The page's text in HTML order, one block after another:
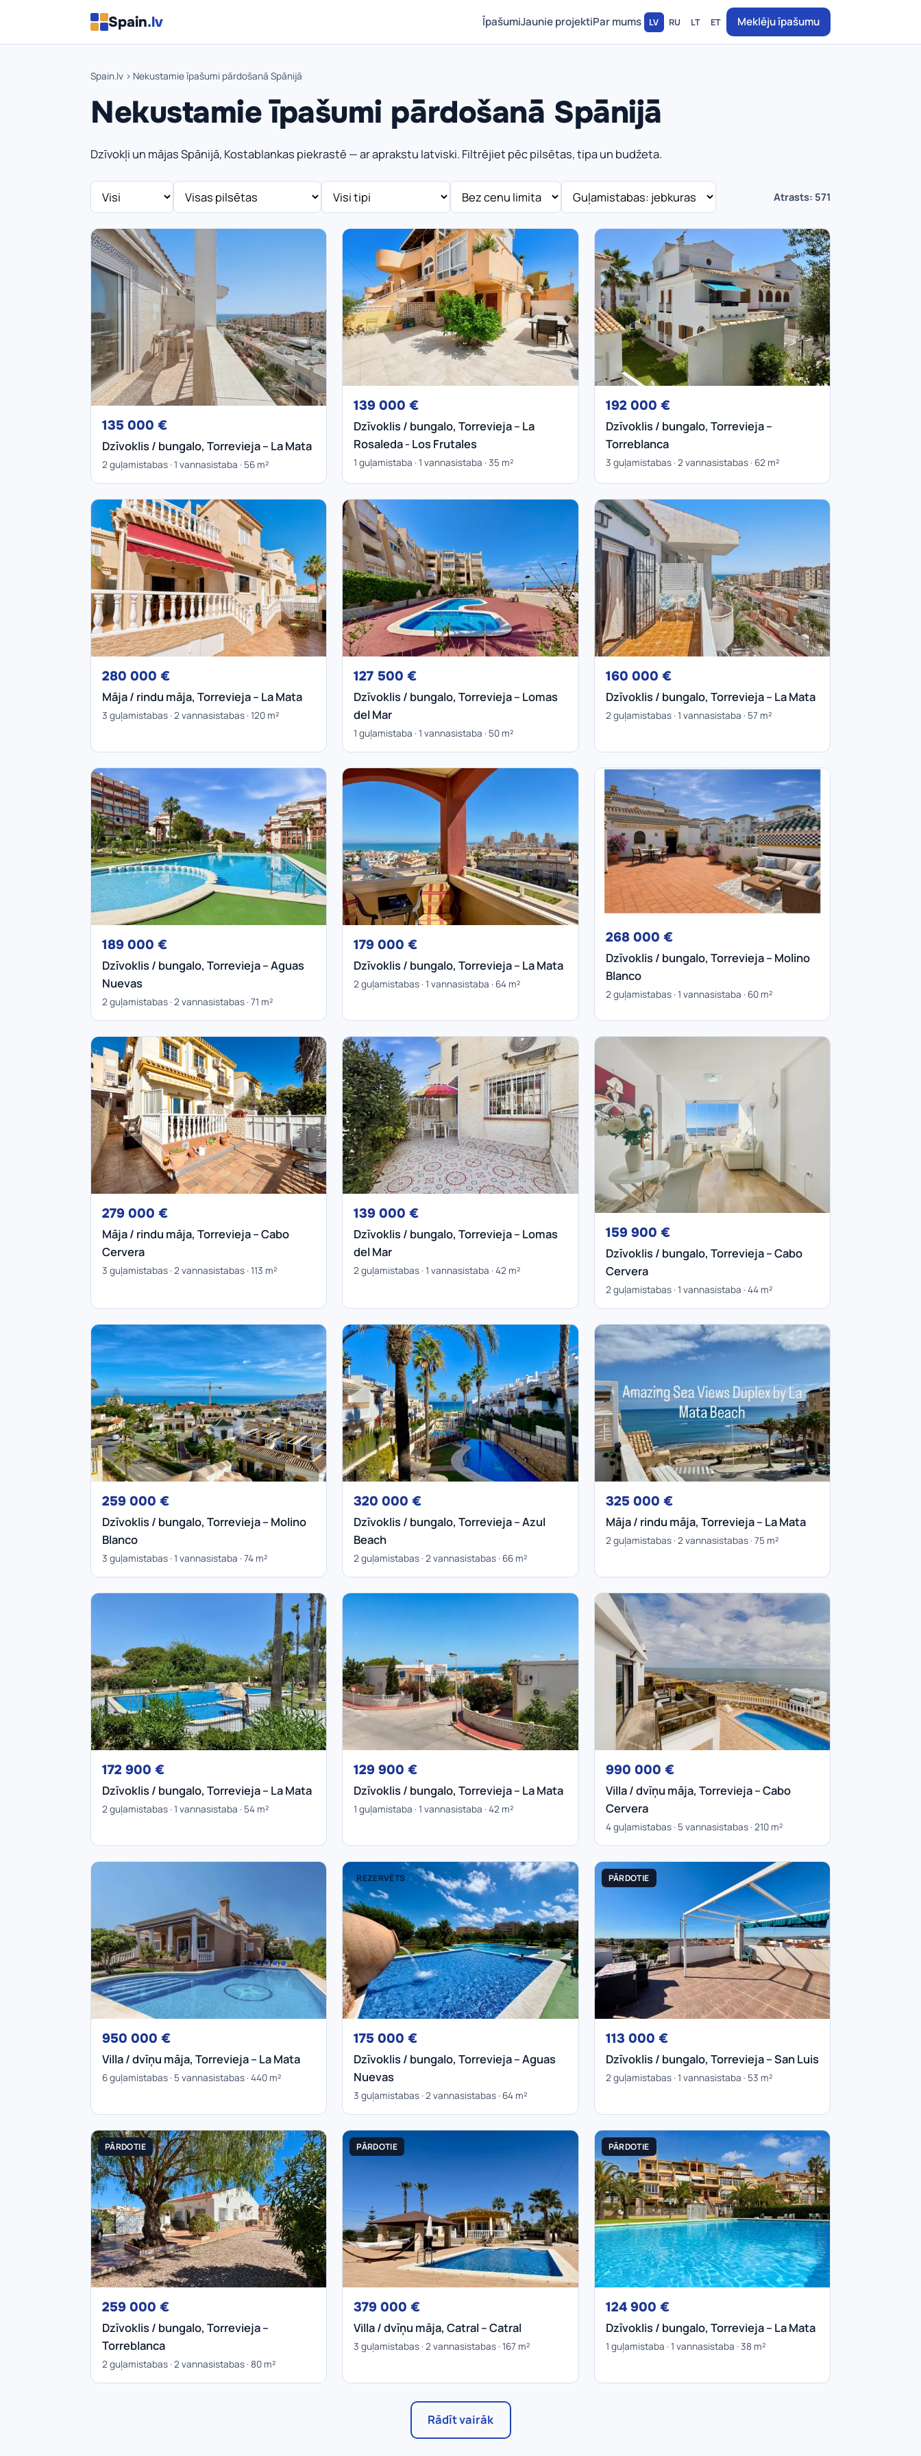
Spain.lv ĪpašumiJaunie projektiPar mums LV RU LT ET Meklēju īpašumu
Spain.lv › Nekustamie īpašumi pārdošanā Spānijā
Nekustamie īpašumi pārdošanā Spānijā
Dzīvokļi un mājas Spānijā, Kostablankas piekrastē — ar aprakstu latviski. Filtrējiet pēc pilsētas, tipa un budžeta.
Atrasts: 571
135 000 €
Dzīvoklis / bungalo, Torrevieja – La Mata
2 guļamistabas · 1 vannasistaba · 56 m²
139 000 €
Dzīvoklis / bungalo, Torrevieja – La
Rosaleda - Los Frutales
1 guļamistaba · 1 vannasistaba · 35 m²
192 000 €
Dzīvoklis / bungalo, Torrevieja –
Torreblanca
3 guļamistabas · 2 vannasistabas · 62 m²
280 000 €
Māja / rindu māja, Torrevieja – La Mata
3 guļamistabas · 2 vannasistabas · 120 m²
127 500 €
Dzīvoklis / bungalo, Torrevieja – Lomas
del Mar
1 guļamistaba · 1 vannasistaba · 50 m²
160 000 €
Dzīvoklis / bungalo, Torrevieja – La Mata
2 guļamistabas · 1 vannasistaba · 57 m²
189 000 €
Dzīvoklis / bungalo, Torrevieja – Aguas
Nuevas
2 guļamistabas · 2 vannasistabas · 71 m²
179 000 €
Dzīvoklis / bungalo, Torrevieja – La Mata
2 guļamistabas · 1 vannasistaba · 64 m²
268 000 €
Dzīvoklis / bungalo, Torrevieja – Molino
Blanco
2 guļamistabas · 1 vannasistaba · 60 m²
279 000 €
Māja / rindu māja, Torrevieja – Cabo
Cervera
3 guļamistabas · 2 vannasistabas · 113 m²
139 000 €
Dzīvoklis / bungalo, Torrevieja – Lomas
del Mar
2 guļamistabas · 1 vannasistaba · 42 m²
159 900 €
Dzīvoklis / bungalo, Torrevieja – Cabo
Cervera
2 guļamistabas · 1 vannasistaba · 44 m²
259 000 €
Dzīvoklis / bungalo, Torrevieja – Molino
Blanco
3 guļamistabas · 1 vannasistaba · 74 m²
320 000 €
Dzīvoklis / bungalo, Torrevieja – Azul
Beach
2 guļamistabas · 2 vannasistabas · 66 m²
325 000 €
Māja / rindu māja, Torrevieja – La Mata
2 guļamistabas · 2 vannasistabas · 75 m²
172 900 €
Dzīvoklis / bungalo, Torrevieja – La Mata
2 guļamistabas · 1 vannasistaba · 54 m²
129 900 €
Dzīvoklis / bungalo, Torrevieja – La Mata
1 guļamistaba · 1 vannasistaba · 42 m²
990 000 €
Villa / dvīņu māja, Torrevieja – Cabo
Cervera
4 guļamistabas · 5 vannasistabas · 210 m²
950 000 €
Villa / dvīņu māja, Torrevieja – La Mata
6 guļamistabas · 5 vannasistabas · 440 m²
REZERVĒTS
175 000 €
Dzīvoklis / bungalo, Torrevieja – Aguas
Nuevas
3 guļamistabas · 2 vannasistabas · 64 m²
PĀRDOTIE
113 000 €
Dzīvoklis / bungalo, Torrevieja – San Luis
2 guļamistabas · 1 vannasistaba · 53 m²
PĀRDOTIE
259 000 €
Dzīvoklis / bungalo, Torrevieja –
Torreblanca
2 guļamistabas · 2 vannasistabas · 80 m²
PĀRDOTIE
379 000 €
Villa / dvīņu māja, Catral – Catral
3 guļamistabas · 2 vannasistabas · 167 m²
PĀRDOTIE
124 900 €
Dzīvoklis / bungalo, Torrevieja – La Mata
1 guļamistaba · 1 vannasistaba · 38 m²
Rādīt vairāk